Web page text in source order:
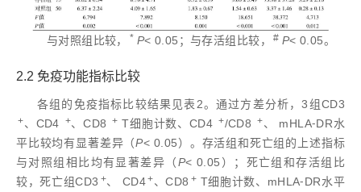
与对照组比较， * P< 0.05；与存活组比较， # P< 0.05。
2.2 免疫功能指标比较
各组的免疫指标比较结果见表2。通过方差分析，3组CD3
+、CD4 +、CD8 + T细胞计数、CD4 +/CD8 +、 mHLA⁃DR水
平比较均有显著差异（P< 0.05）。存活组和死亡组的上述指标
与对照组相比均有显著差异（P< 0.05）；死亡组和存活组比
较，死亡组CD3 +、 CD4+、CD8 +T细胞计数、mHLA⁃DR水平